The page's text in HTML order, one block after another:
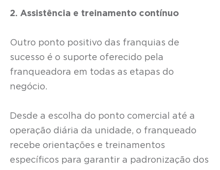
2. Assistência e treinamento contínuo
Outro ponto positivo das franquias de
sucesso é o suporte oferecido pela
franqueadora em todas as etapas do
negócio.
Desde a escolha do ponto comercial até a
operação diária da unidade, o franqueado
recebe orientações e treinamentos
específicos para garantir a padronização dos